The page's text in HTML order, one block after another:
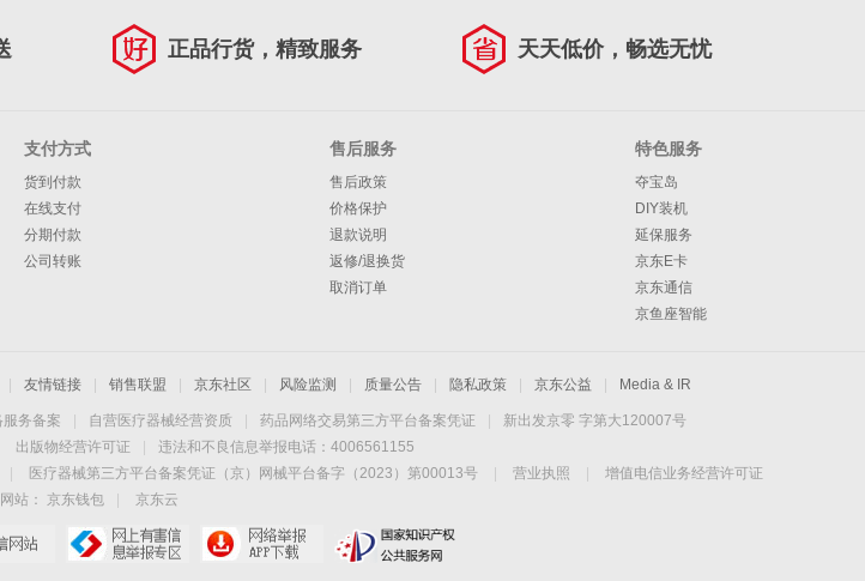
正品行货，精致服务 天天低价，畅选无忧
支付方式
货到付款
在线支付
分期付款
公司转账
售后服务
售后政策
价格保护
退款说明
返修/退换货
取消订单
特色服务
夺宝岛
DIY装机
延保服务
京东E卡
京东通信
京鱼座智能
友情链接 销售联盟 京东社区 风险监测 质量公告 隐私政策 京东公益 Media & IR
务备案 自营医疗器械经营资质 药品网络交易第三方平台备案凭证
新出发京零 字第大120007号
出版物经营许可证
违法和不良信息举报电话：4006561155
医疗器械第三方平台备案凭证（京）网械平台备字（2023）第00013号 营业执照
增值电信业务经营许可证
站：
京东钱包
京东云